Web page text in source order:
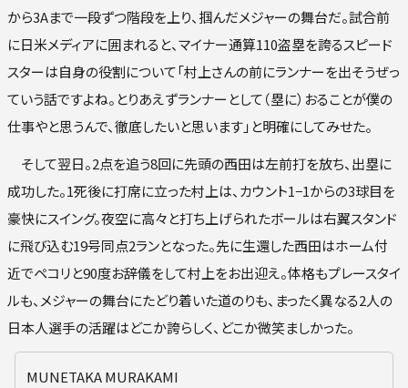
から3Aまで一段ずつ階段を上り、掴んだメジャーの舞台だ。試合前
に日米メディアに囲まれると、マイナー通算110盗塁を誇るスピード
スターは自身の役割について「村上さんの前にランナーを出そうぜっ
ていう話ですよね。とりあえずランナーとして（塁に）おることが僕の
仕事やと思うんで、徹底したいと思います」と明確にしてみせた。
そして翌日。2点を追う8回に先頭の西田は左前打を放ち、出塁に
成功した。1死後に打席に立った村上は、カウント1−1からの3球目を
豪快にスイング。夜空に高々と打ち上げられたボールは右翼スタンド
に飛び込む19号同点2ランとなった。先に生還した西田はホーム付
近でペコリと90度お辞儀をして村上をお出迎え。体格もプレースタイ
ルも、メジャーの舞台にたどり着いた道のりも、まったく異なる2人の
日本人選手の活躍はどこか誇らしく、どこか微笑ましかった。
MUNETAKA MURAKAMI